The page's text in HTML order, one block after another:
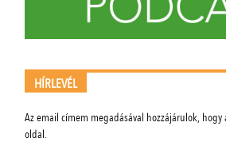
HÍRLEVÉL
Az email címem megadásával hozzájárulok,
oldal.